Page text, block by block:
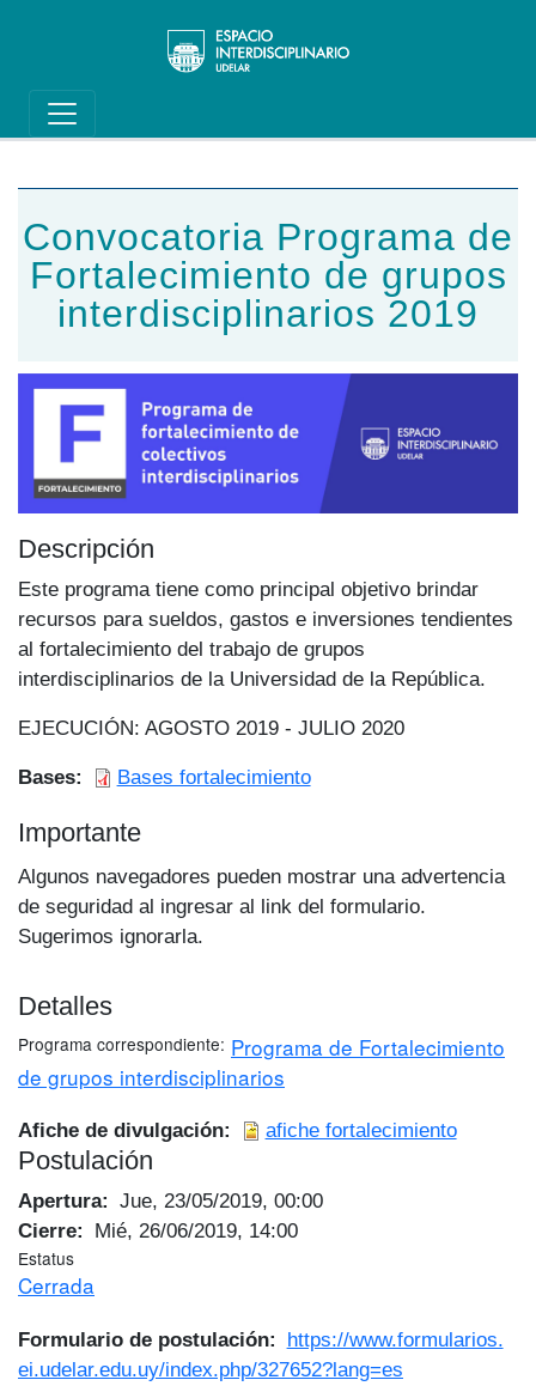
Main navigation
Convocatoria Programa de
Fortalecimiento de grupos
interdisciplinarios 2019
Descripción
Este programa tiene como principal objetivo brindar
recursos para sueldos, gastos e inversiones tendientes
al fortalecimiento del trabajo de grupos
interdisciplinarios de la Universidad de la República.
EJECUCIÓN: AGOSTO 2019 - JULIO 2020
Bases Bases fortalecimiento
Importante
Algunos navegadores pueden mostrar una advertencia
de seguridad al ingresar al link del formulario.
Sugerimos ignorarla.
Detalles
Programa correspondiente Programa de Fortalecimiento
de grupos interdisciplinarios
Afiche de divulgación afiche fortalecimiento
Postulación
Apertura
Jue, 23/05/2019, 00:00
Cierre
Mié, 26/06/2019, 14:00
Estatus
Cerrada
Formulario de postulación
https://www.formularios.
ei.udelar.edu.uy/index.php/327652?lang=es